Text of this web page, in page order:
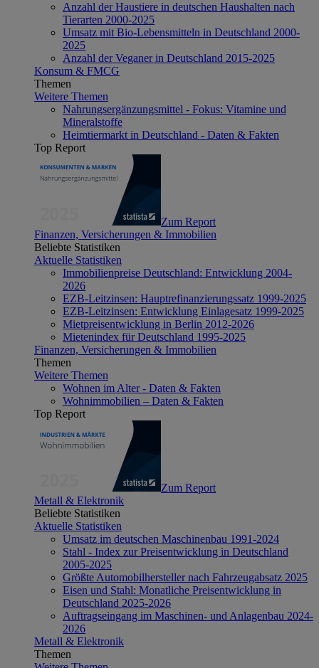
Anzahl der Haustiere in deutschen Haushalten nach
Tierarten 2000-2025
Umsatz mit Bio-Lebensmitteln in Deutschland 2000-
2025
Anzahl der Veganer in Deutschland 2015-2025
Konsum & FMCG
Themen
Weitere Themen
Nahrungsergänzungsmittel - Fokus: Vitamine und
Mineralstoffe
Heimtiermarkt in Deutschland - Daten & Fakten
Top Report
Zum Report
Finanzen, Versicherungen & Immobilien
Beliebte Statistiken
Aktuelle Statistiken
Immobilienpreise Deutschland: Entwicklung 2004-
2026
EZB-Leitzinsen: Hauptrefinanzierungssatz 1999-2025
EZB-Leitzinsen: Entwicklung Einlagesatz 1999-2025
Mietpreisentwicklung in Berlin 2012-2026
Mietenindex für Deutschland 1995-2025
Finanzen, Versicherungen & Immobilien
Themen
Weitere Themen
Wohnen im Alter - Daten & Fakten
Wohnimmobilien – Daten & Fakten
Top Report
Zum Report
Metall & Elektronik
Beliebte Statistiken
Aktuelle Statistiken
Umsatz im deutschen Maschinenbau 1991-2024
Stahl - Index zur Preisentwicklung in Deutschland
2005-2025
Größte Automobilhersteller nach Fahrzeugabsatz 2025
Eisen und Stahl: Monatliche Preisentwicklung in
Deutschland 2025-2026
Auftragseingang im Maschinen- und Anlagenbau 2024-
2026
Metall & Elektronik
Themen